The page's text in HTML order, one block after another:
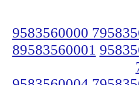
9583560000
89583560001